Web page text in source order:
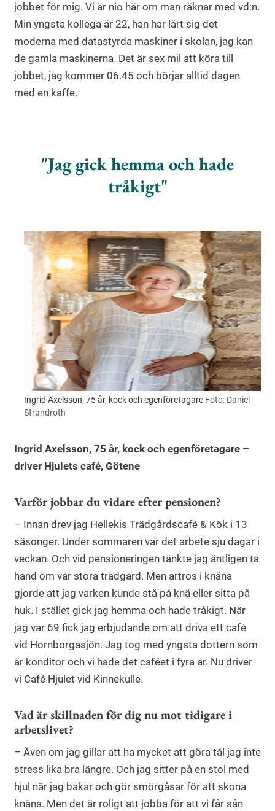
jobbet för mig. Vi är nio här om man räknar med vd:n.
Min yngsta kollega är 22, han har lärt sig det
moderna med datastyrda maskiner i skolan, jag kan
de gamla maskinerna. Det är sex mil att köra till
jobbet, jag kommer 06.45 och börjar alltid dagen
med en kaffe.
Jag gick ­hemma och hade
tråkigt
Ingrid Axelsson, 75 år, kock och egenföretagare Foto: Daniel
Strandroth
Ingrid Axelsson, 75 år, kock och egenföretagare –
driver Hjulets café, Götene
Varför jobbar du vidare efter pensionen?
– Innan drev jag Hellekis Trädgårdscafé & Kök i 13
säsonger. Under sommaren var det arbete sju dagar i
veckan. Och vid pensioneringen tänkte jag äntligen ta
hand om vår stora trädgård. Men artros i knäna
gjorde att jag varken kunde stå på knä eller sitta på
huk. I stället gick jag hemma och hade tråkigt. När
jag var 69 fick jag erbjudande om att driva ett café
vid Hornborgasjön. Jag tog med yngsta dottern som
är konditor och vi hade det caféet i fyra år. Nu driver
vi Café Hjulet vid Kinnekulle.
Vad är skillnaden för dig nu mot tidigare i
arbetslivet?
– Även om jag gillar att ha mycket att göra tål jag inte
stress lika bra längre. Och jag sitter på en stol med
hjul när jag bakar och gör smörgåsar för att skona
knäna. Men det är roligt att jobba för att vi får sån